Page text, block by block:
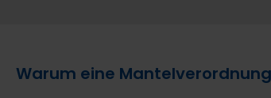
Warum eine